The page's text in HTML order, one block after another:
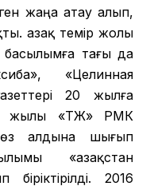
жаңа атау алып,
Қазақ темір жолы
басылымға тағы да
«Целинная
20 жылға
жылы «ҚТЖ» РМК
өз алдына шығып
«Қазақстан
2016